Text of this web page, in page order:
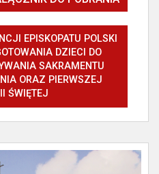
EPISKOPATU POLSKI
DZIECI DO
SAKRAMENTU
ORAZ PIERWSZEJ
ŚWIĘTEJ